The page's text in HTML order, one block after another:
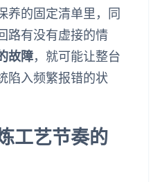
养的固定清单里，同
路有没有虚接的情
故障，就可能让整台
陷入频繁报错的状
工艺节奏的